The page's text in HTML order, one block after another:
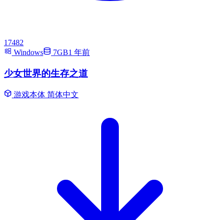
17482
Windows
7GB1 年前
少女世界的生存之道
游戏本体 简体中文